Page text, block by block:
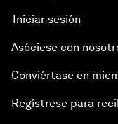
Iniciar sesión
Asóciese con
Conviértase en
Regístrese para